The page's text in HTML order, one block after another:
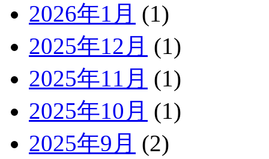
2026年1月 (1)
2025年12月 (1)
2025年11月 (1)
2025年10月 (1)
2025年9月 (2)